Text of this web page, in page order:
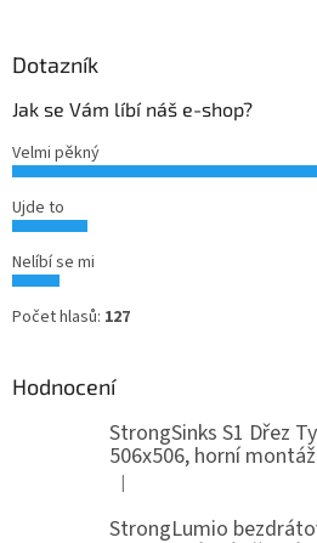
Dotazník
Jak se Vám líbí náš e-shop?
Velmi pěkný
Ujde to
Nelíbí se mi
Počet hlasů: 127
Hodnocení
StrongSinks S1 Dřez
506x506, horní montáž
Hodnocení produktu je 5 z 5
|
StrongLumio